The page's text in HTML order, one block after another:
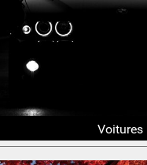
Voitures